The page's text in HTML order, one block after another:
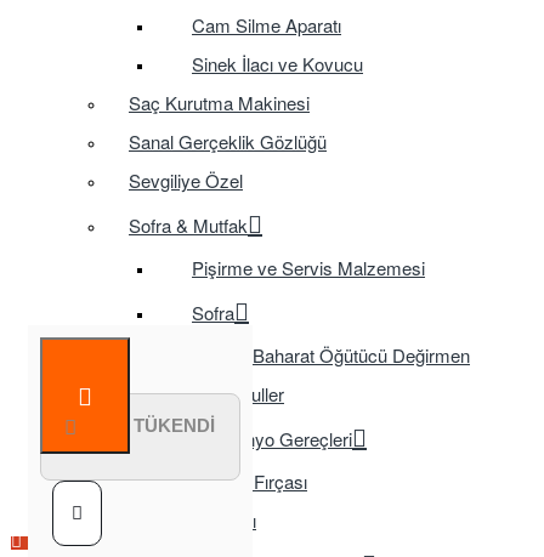
Cam Silme Aparatı
Sinek İlacı ve Kovucu
Saç Kurutma Makinesi
Sanal Gerçeklik Gözlüğü
Sevgiliye Özel
Sofra & Mutfak
Pişirme ve Servis Malzemesi
Sofra
Baharat Öğütücü Değirmen
Tasarruflu Ampuller
Temizlik ve Banyo Gereçleri
Tuvalet Fırçası
TV Aksesuarları
STOK TÜKENDİ
Çok Satılan Ürün